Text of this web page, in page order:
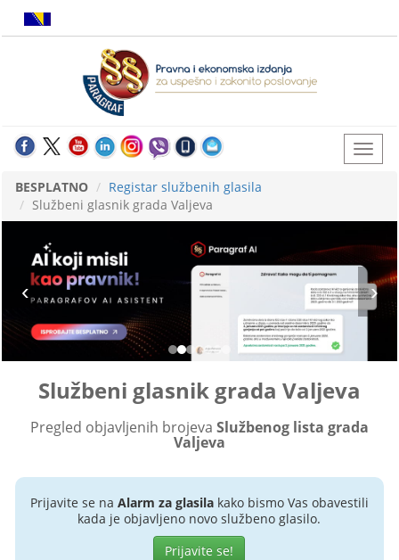
BESPLATNO
Registar službenih glasila
Službeni glasnik grada Valjeva
Službeni glasnik grada Valjeva
Pregled objavljenih brojeva Službenog lista grada
Valjeva
Prijavite se na Alarm za glasilakako bismo Vas obavestili
kada je objavljeno novo službeno glasilo.
Prijavite se!